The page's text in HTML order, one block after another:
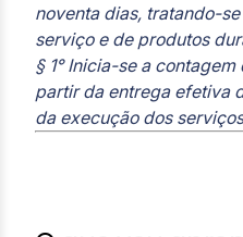
noventa dias, tratando-
serviço e de produtos
§ 1° Inicia-se a
partir da entrega efetiva
da execução dos